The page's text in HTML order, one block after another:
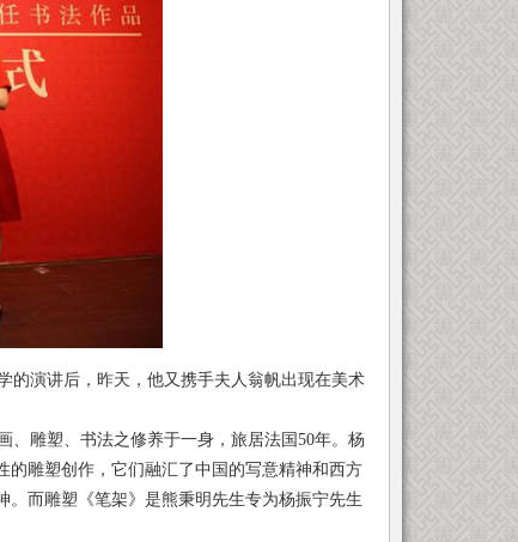
演讲后，昨天，他又携手夫人翁帆出现在美术
雕塑、书法之修养于一身，旅居法国50年。杨
的雕塑创作，它们融汇了中国的写意精神和西方
而雕塑《笔架》是熊秉明先生专为杨振宁先生